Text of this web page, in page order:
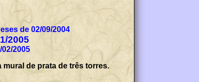
de 02/09/2004
2005
2005
de prata de três torres.